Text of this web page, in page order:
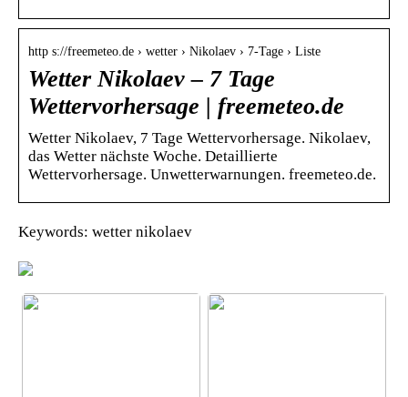
http s://freemeteo.de › wetter › Nikolaev › 7-Tage › Liste
Wetter Nikolaev – 7 Tage
Wettervorhersage | freemeteo.de
Wetter Nikolaev, 7 Tage Wettervorhersage. Nikolaev,
das Wetter nächste Woche. Detaillierte
Wettervorhersage. Unwetterwarnungen. freemeteo.de.
Keywords: wetter nikolaev